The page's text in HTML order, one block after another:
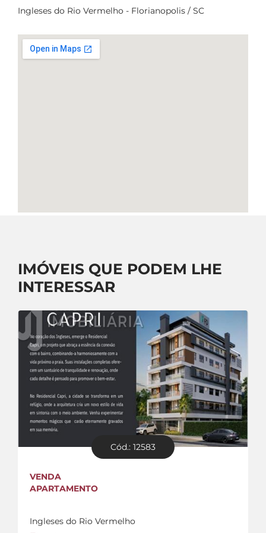
Ingleses do Rio Vermelho - Florianopolis / SC
IMÓVEIS QUE PODEM LHE
INTERESSAR
Cód.: 12583
VENDA
APARTAMENTO
Ingleses do Rio Vermelho